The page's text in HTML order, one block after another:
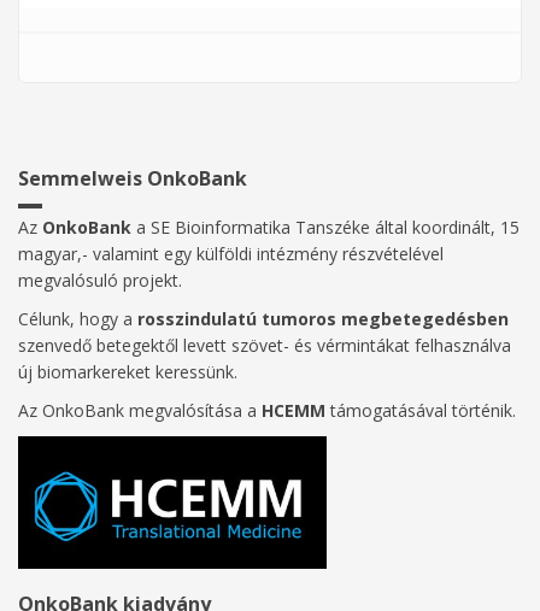
Semmelweis OnkoBank
Az OnkoBank a SE Bioinformatika Tanszéke által koordinált, 15
magyar,- valamint egy külföldi intézmény részvételével
megvalósuló projekt.
Célunk, hogy a rosszindulatú tumoros megbetegedésben
szenvedő betegektől levett szövet- és vérmintákat felhasználva
új biomarkereket keressünk.
Az OnkoBank megvalósítása a HCEMMtámogatásával történik.
OnkoBank kiadvány